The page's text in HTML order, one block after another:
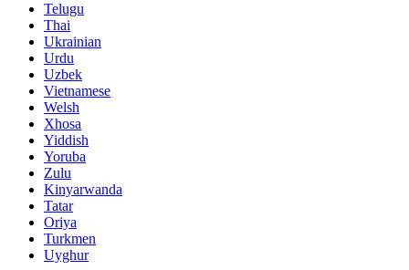
Telugu
Thai
Ukrainian
Urdu
Uzbek
Vietnamese
Welsh
Xhosa
Yiddish
Yoruba
Zulu
Kinyarwanda
Tatar
Oriya
Turkmen
Uyghur